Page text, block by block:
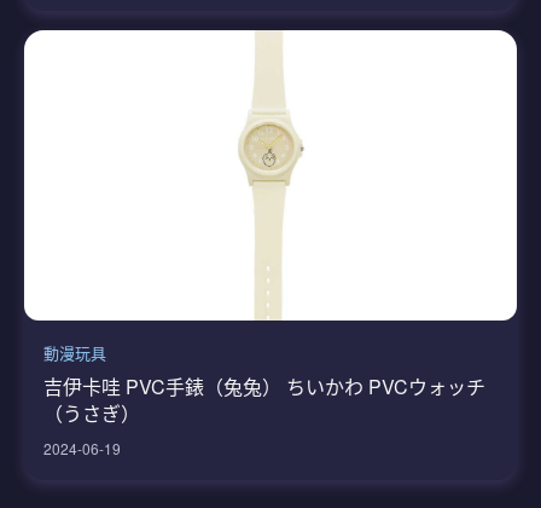
動漫玩具
吉伊卡哇 PVC手錶（兔兔） ちいかわ PVCウォッチ
（うさぎ）
2024-06-19